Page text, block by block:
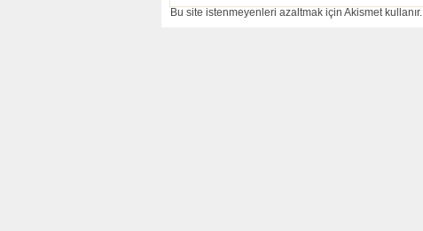
Bu site istenmeyenleri azaltmak için Akismet kullanır.